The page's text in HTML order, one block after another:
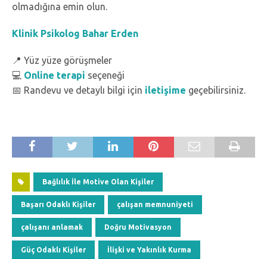
olmadığına emin olun.
Klinik Psikolog Bahar Erden
📍 Yüz yüze görüşmeler
💻 Online terapi seçeneği
📅 Randevu ve detaylı bilgi için iletişime geçebilirsiniz.
Bağlılık İle Motive Olan Kişiler
Başarı Odaklı Kişiler çalışan memnuniyeti
çalışanı anlamak Doğru Motivasyon
Güç Odaklı Kişiler İlişki ve Yakınlık Kurma